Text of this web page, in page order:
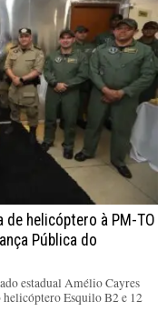
helicóptero à PM-TO
Pública do
estadual Amélio Cayres
Esquilo B2 e 12